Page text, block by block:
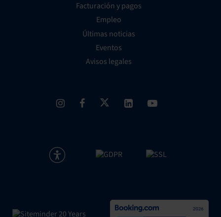
Facturación y pagos
Empleo
Últimas noticias
Eventos
Avisos legales